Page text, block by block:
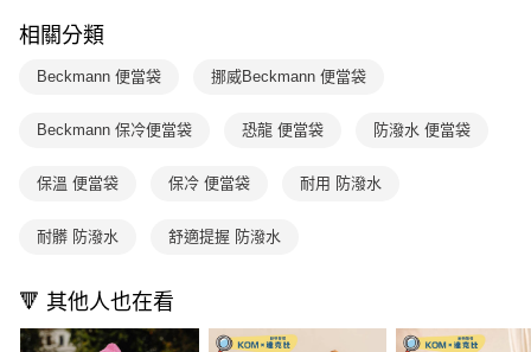
1.本服務係由「台灣大哥大股份有限公司」（以下簡稱本公司）所提供，讓
買賣價金債權讓與本公司後，依約使用本公司帳單繳交帳款。
資料（包含姓名、電話或地址）提供予台灣大哥大進項蒐集、處理及利用，
由本公司與您本人進行分期帳單所需資料之確認、核對及更正。
ATM／網路銀行／等多元方式進行付款，方視為交易完成。
※ 請注意：結帳手續完成當下不需立刻繳費，但若您需要取消訂單，請聯絡
後付繳納相關費用。
是否繳費成功／繳費後需取消欲退款等相關疑問，請聯繫「AFTEE先享後付
【注意事項】
易，需依本服務之必要範圍內提供個人資料，並將交易相關給付款項請求債
https://aftee.tw/terms/#terms3
「AFTEE先享後付」，若未經同意申辦者引起之損失，本公司不負相關責
相關分類
Beckmann 便當袋 挪威Beckmann 便當袋
Beckmann 保冷便當袋 恐龍 便當袋 防潑水 便當袋
保溫 便當袋 保冷 便當袋 耐用 防潑水
耐髒 防潑水 舒適提握 防潑水
🔻 其他人也在看